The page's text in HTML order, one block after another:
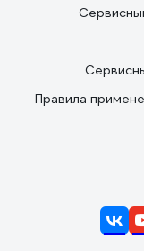
Правила